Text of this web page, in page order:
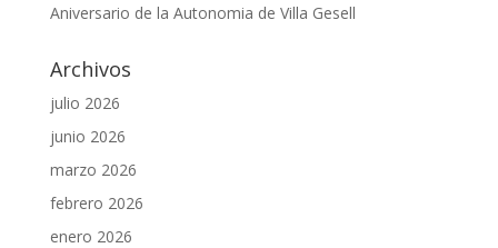
Aniversario de la Autonomia de Villa Gesell
Archivos
julio 2026
junio 2026
marzo 2026
febrero 2026
enero 2026